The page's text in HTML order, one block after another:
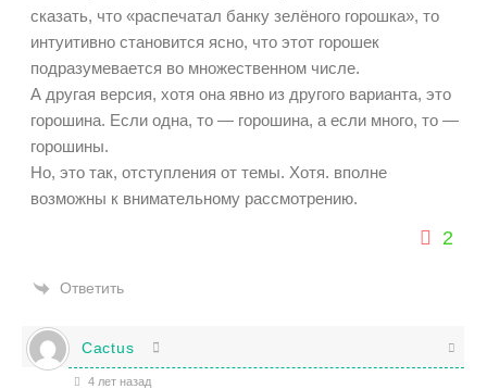
сказать, что «распечатал банку зелёного горошка», то
интуитивно становится ясно, что этот горошек
подразумевается во множественном числе.
А другая версия, хотя она явно из другого варианта, это
горошина. Если одна, то — горошина, а если много, то —
горошины.
Но, это так, отступления от темы. Хотя. вполне
возможны к внимательному рассмотрению.
2
Ответить
Cactus
4 лет назад